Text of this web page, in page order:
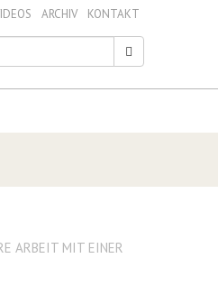
ARCHIV KONTAKT
ARBEIT MIT EINER